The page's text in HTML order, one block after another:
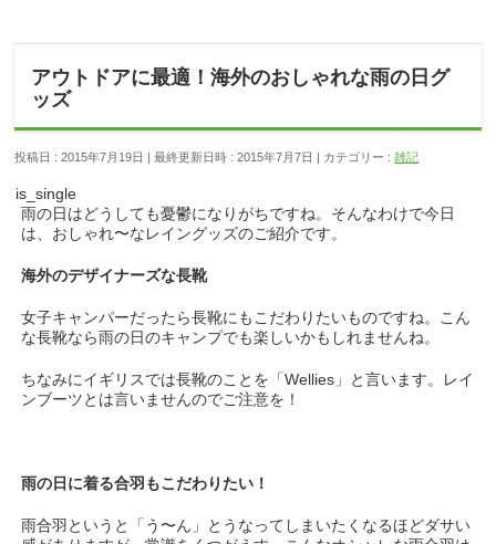
アウトドアに最適！海外のおしゃれな雨の日グ
ッズ
投稿日 : 2015年7月19日 最終更新日時 : 2015年7月7日 カテゴリー :雑記
is_single
雨の日はどうしても憂鬱になりがちですね。そんなわけで今日
は、おしゃれ〜なレイングッズのご紹介です。
海外のデザイナーズな長靴
女子キャンパーだったら長靴にもこだわりたいものですね。こん
な長靴なら雨の日のキャンプでも楽しいかもしれませんね。
ちなみにイギリスでは長靴のことを「Wellies」と言います。レイ
ンブーツとは言いませんのでご注意を！
雨の日に着る合羽もこだわりたい！
雨合羽というと「う〜ん」とうなってしまいたくなるほどダサい